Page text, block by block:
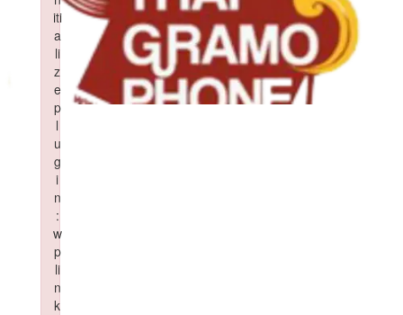
iti
a
li
z
e
p
l
u
g
i
n
:
w
p
li
n
k